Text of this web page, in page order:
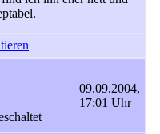
09.09.2004,
17:01 Uhr